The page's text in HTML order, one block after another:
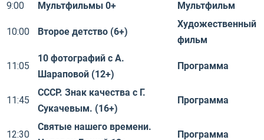
9:00
Мультфильмы 0+ Мультфильм
10:00 Второе детство (6+)
Художественный
фильм
11:05
10 фотографий с А.
Шараповой (12+)
Программа
11:45
СССР. Знак качества с Г.
Сукачевым. (16+)
Программа
12:30
Святые нашего времени.
Программа